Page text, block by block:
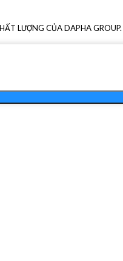
LƯỢNG CỦA DAPHA GROUP.